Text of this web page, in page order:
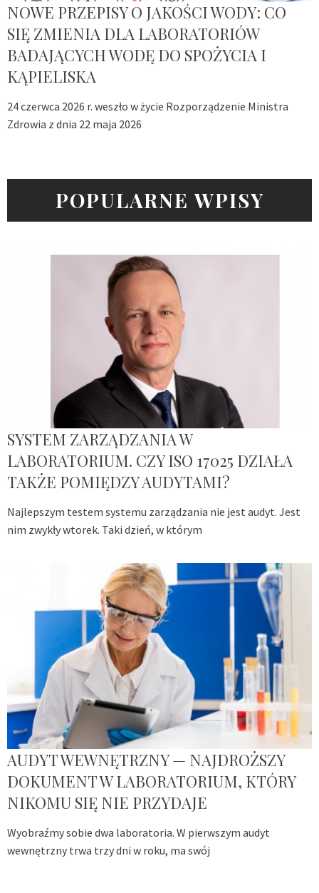
NOWE PRZEPISY O JAKOŚCI WODY: CO
SIĘ ZMIENIA DLA LABORATORIÓW
BADAJĄCYCH WODĘ DO SPOŻYCIA I
KĄPIELISKA
24 czerwca 2026 r. weszło w życie Rozporządzenie Ministra
Zdrowia z dnia 22 maja 2026
POPULARNE WPISY
SYSTEM ZARZĄDZANIA W
LABORATORIUM. CZY ISO 17025 DZIAŁA
TAKŻE POMIĘDZY AUDYTAMI?
Najlepszym testem systemu zarządzania nie jest audyt. Jest
nim zwykły wtorek. Taki dzień, w którym
AUDYT WEWNĘTRZNY — NAJDROŻSZY
DOKUMENT W LABORATORIUM, KTÓRY
NIKOMU SIĘ NIE PRZYDAJE
Wyobraźmy sobie dwa laboratoria. W pierwszym audyt
wewnętrzny trwa trzy dni w roku, ma swój